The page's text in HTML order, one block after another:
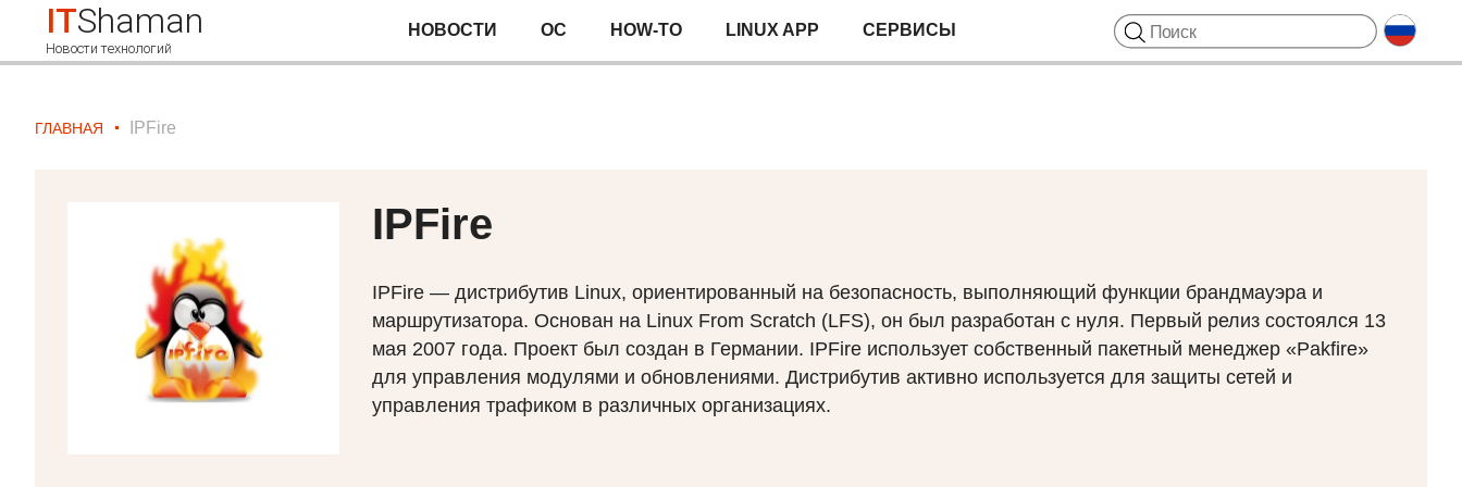
ITShaman
Новости технологий
НОВОСТИ ОС HOW-TO LINUX APP СЕРВИСЫ
ГЛАВНАЯ IPFire
IPFire
IPFire — дистрибутив Linux, ориентированный на безопасность, выполняющий функции брандмауэра и
маршрутизатора. Основан на Linux From Scratch (LFS), он был разработан с нуля. Первый релиз состоялся 13
мая 2007 года. Проект был создан в Германии. IPFire использует собственный пакетный менеджер «Pakfire»
для управления модулями и обновлениями. Дистрибутив активно используется для защиты сетей и
управления трафиком в различных организациях.